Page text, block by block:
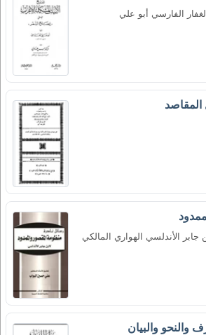
الفارسي أبو علي
المقاصد
الأندلسي الهواري المالكي
والنحو والبيان